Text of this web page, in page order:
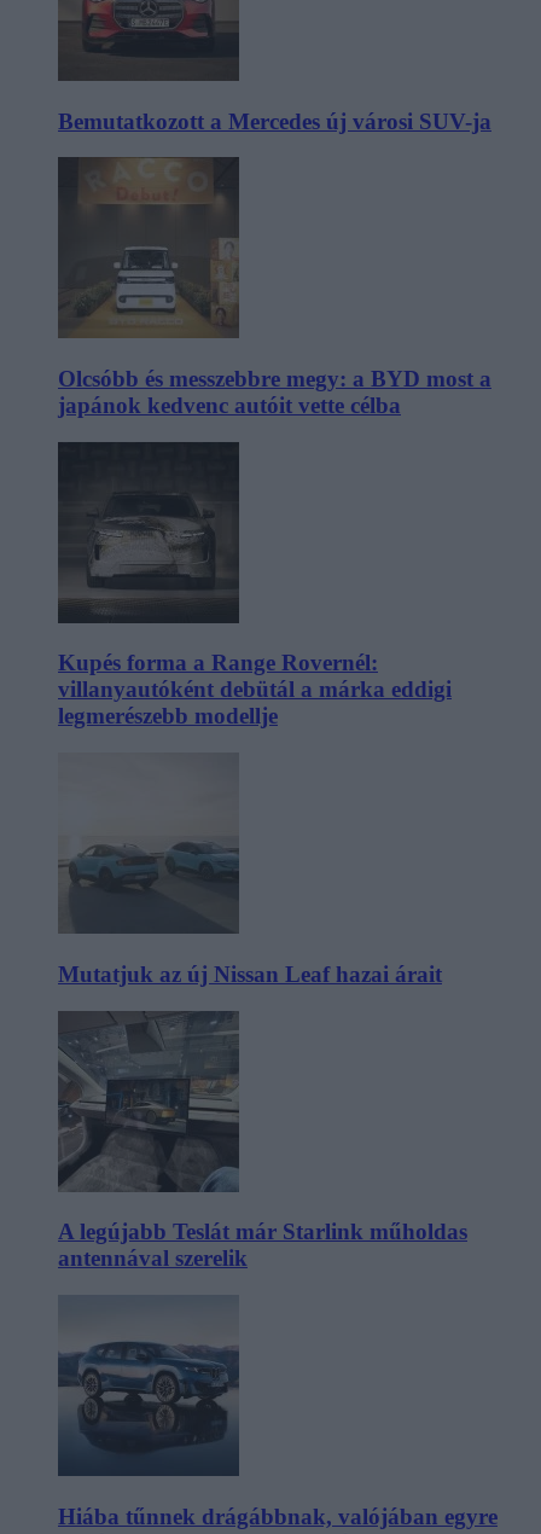
Bemutatkozott a Mercedes új városi SUV-ja
Olcsóbb és messzebbre megy: a BYD most a
japánok kedvenc autóit vette célba
Kupés forma a Range Rovernél:
villanyautóként debütál a márka eddigi
legmerészebb modellje
Mutatjuk az új Nissan Leaf hazai árait
A legújabb Teslát már Starlink műholdas
antennával szerelik
Hiába tűnnek drágábbnak, valójában egyre